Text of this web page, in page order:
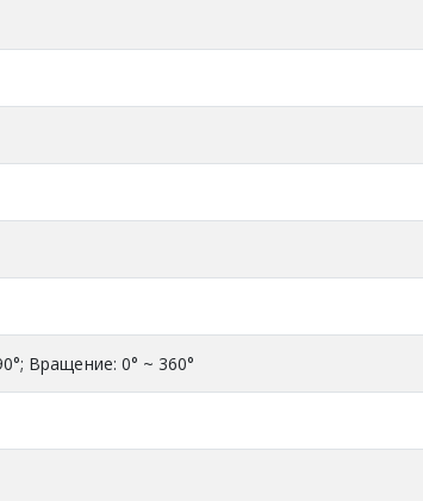
Вращение: 0° ~ 360°